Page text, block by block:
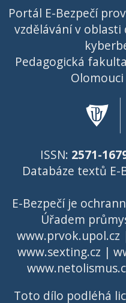
Portál E-Bezpečí
vzdělávání v
Pedagogická
Olomouci
ISSN: 2571-
Databáze textů E-
E-Bezpečí je
Úřadem
www.prvok.upol.cz
www.sexting.cz |
Toto dílo podléhá